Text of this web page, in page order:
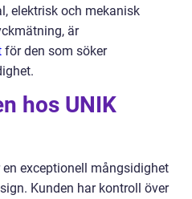
elektrisk och mekanisk
är
för den som söker
hos UNIK
en exceptionell mångsidighet
Kunden har kontroll över